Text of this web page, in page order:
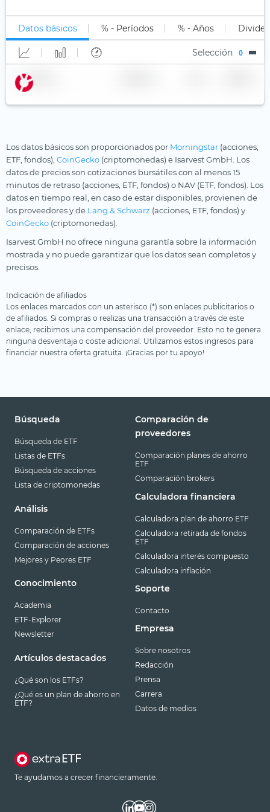
Lujo y estilo de vida
Madera
Marcas sólidas
Minas de plata
Multi-Asset
Pagos digitales
Principios cristianos
Private Equity
Química
Salud
Semiconductores
Tecnología médica
Long Leveraged
Corto
Apalancamiento corto
Datos básicos % - Períodos % - Años
Selección 0
Nombre
Los datos básicos son proporcionados por Morningstar (acciones,
ETF, fondos), CoinGecko (criptomonedas) e Isarvest GmbH. Los
datos de precios son cotizaciones bursátiles con al menos 15
minutos de retraso (acciones, ETF, fondos) o NAV (ETF, fondos). Los
datos en tiempo real, en caso de estar disponibles, provienen de
los proveedores y de Lang & Schwarz (acciones, ETF, fondos) y
CoinGecko (criptomonedas).
Isarvest GmbH no ofrece ninguna garantía sobre la información
mostrada y no puede garantizar que los datos sean completos y
precisos.
Indicación de afiliados
Los enlaces marcados con un asterisco (*) son enlaces publicitarios o
de afiliados. Si compras o realizas una transacción a través de este
enlace, recibimos una compensación del proveedor. Esto no te genera
ninguna desventaja o coste adicional. Utilizamos estos ingresos para
financiar nuestra oferta gratuita. ¡Gracias por tu apoyo!
Búsqueda
Búsqueda de ETF
Listas de ETFs
Búsqueda de acciones
Lista de criptomonedas
Análisis
Comparación de ETFs
Comparación de acciones
Mejores y Peores ETF
Conocimiento
Academia
ETF-Explorer
Newsletter
Artículos destacados
¿Qué son los ETFs?
¿Qué es un plan de ahorro en
ETF?
Comparación de
proveedores
Comparación planes de ahorro
ETF
Comparación brokers
Calculadora financiera
Calculadora plan de ahorro ETF
Calculadora retirada de fondos
ETF
Calculadora interés compuesto
Calculadora inflación
Soporte
Contacto
Empresa
Sobre nosotros
Redacción
Prensa
Carrera
Datos de medios
Te ayudamos a crecer financieramente.